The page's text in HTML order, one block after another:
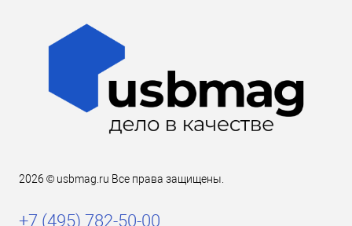
2026 © usbmag.ru Все права защищены.
+7 (495) 782-50-00